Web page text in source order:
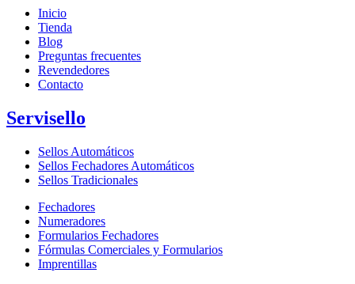
Inicio
Tienda
Blog
Preguntas frecuentes
Revendedores
Contacto
Servisello
Sellos Automáticos
Sellos Fechadores Automáticos
Sellos Tradicionales
Fechadores
Numeradores
Formularios Fechadores
Fórmulas Comerciales y Formularios
Imprentillas